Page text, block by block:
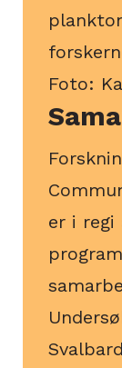
Foto:
er i regi